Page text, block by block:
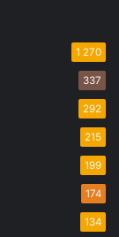
1 270
337
292
215
199
174
134